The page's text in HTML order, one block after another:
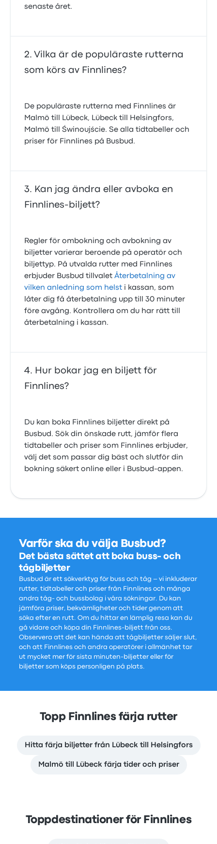
senaste året.
Vilka är de populäraste rutterna
som körs av Finnlines?
De populäraste rutterna med Finnlines är
Malmö till Lübeck, Lübeck till Helsingfors,
Malmö till Świnoujście. Se alla tidtabeller och
priser för Finnlines på Busbud.
Kan jag ändra eller avboka en
Finnlines-biljett?
Regler för ombokning och avbokning av
biljetter varierar beroende på operatör och
biljettyp. På utvalda rutter med Finnlines
erbjuder Busbud tillvaletÅterbetalning av
vilken anledning som helst i kassan, som
låter dig få återbetalning upp till 30 minuter
före avgång. Kontrollera om du har rätt till
återbetalning i kassan.
Hur bokar jag en biljett för
Finnlines?
Du kan boka Finnlines biljetter direkt på
Busbud. Sök din önskade rutt, jämför flera
tidtabeller och priser som Finnlines erbjuder,
välj det som passar dig bäst och slutför din
bokning säkert online eller i Busbud-appen.
Varför ska du välja Busbud?
Det bästa sättet att boka buss- och
tågbiljetter
Busbud är ett sökverktyg för buss och tåg – vi inkluderar
rutter, tidtabeller och priser från Finnlines och många
andra tåg- och bussbolag i våra sökningar. Du kan
jämföra priser, bekvämligheter och tider genom att
söka efter en rutt. Om du hittar en lämplig resa kan du
gå vidare och köpa din Finnlines-biljett från oss.
Observera att det kan hända att tågbiljetter säljer slut,
och att Finnlines och andra operatörer i allmänhet tar
ut mycket mer för sista minuten-biljetter eller för
biljetter som köps personligen på plats.
Topp Finnlines färja rutter
Hitta färja biljetter från Lübeck till Helsingfors
Malmö till Lübeck färja tider och priser
Toppdestinationer för Finnlines